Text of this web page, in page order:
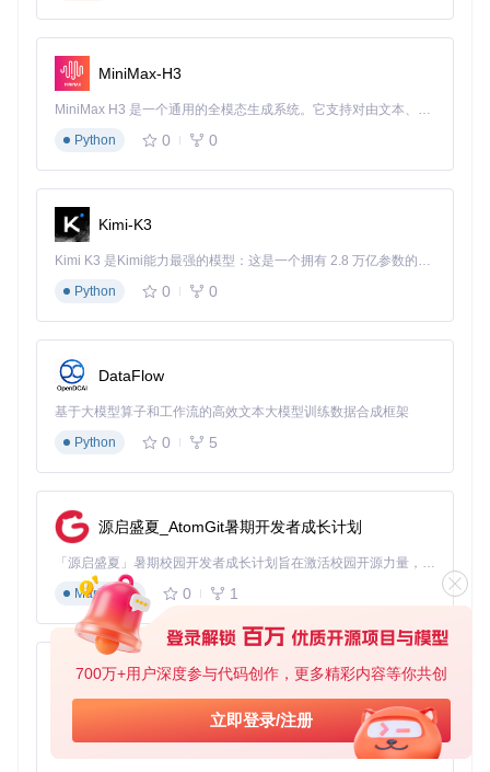
700万+用户深度参与代码创作，更多精彩内容等你共创
立即登录/注册
<property
<!-- 引入业务规则集 -->
<module name="Import" file="rules/business/checks.xml"
<!-- 环境特定配置 -->
<module name="Import" file="rules/env/${env}/
</module>
常规用法
件的模块化引用，保持主配置文件简洁。
高级技巧：使用环境变量动态切换规则文件，实现开发/测试/
生产环境的差异化检查：
避坑指南：避免循环导入规则文件，这会导致Checkstyle启动
失败。建议使用config/catalog.xml
规则粒度控制策略
针对不同类型文件实施差异化检查：
<!-- 对测试代码放宽检查 -->
module name
< property name= "checks"
property name
property name="severity" value="info"/>
module>
<!-- 对生成代码完全忽略 -->
"BeforeExecutionExclusionFileFilter">
property value= "^target/
MiniMax-H3
MiniMax H3 是一个通用的全模态生成系统。它支持对由文本、图像、视频和音频组成的多模态上下文进行统一理解，并能生成分辨率高达 2K、时长可达 15 秒的带原生立体声音频的视频。得益于面向任务泛化的系统设计，H3 在预训练阶段就已具备广泛的多模态上下文理解与生成能力，能够出色地执行复杂的多模态指令。
Python
0 0
Kimi-K3
Kimi K3 是Kimi能力最强的模型：这是一个拥有 2.8 万亿参数的混合专家（MoE）模型，具备原生视觉理解能力，并支持 100 万 token 的上下文窗口。
Python
0 0
DataFlow
基于大模型算子和工作流的高效文本大模型训练数据合成框架
Python
0 5
源启盛夏_AtomGit暑期开发者成长计划
「源启盛夏」暑期校园开发者成长计划旨在激活校园开源力量，通过积分激励、认证扶持、资源倾斜等形式，引导高校组织和开发者完成「入驻 — 建项目 — 做贡献 — 获认证 — 得资源」的完整闭环。无论你是想带领社团入驻平台的组织者，还是希望用代码贡献证明自己的开发者，都能在这里找到属于你的成长路径。
Markdown
0 1
py-xiaozhi
基于Python的Xiaozhi AI，适用于想要完整Xiaozhi体验而无需拥有专用硬件的用户。
Python
0 1